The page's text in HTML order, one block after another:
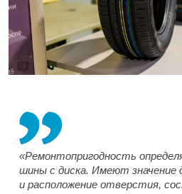
«Ремонтопригодность
шины с диска. Имеют значение
и расположение отверстия,